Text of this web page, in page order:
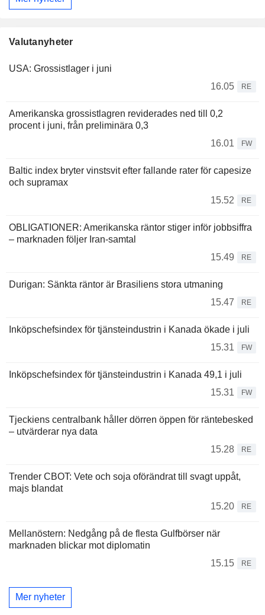
Valutanyheter
USA: Grossistlager i juni
16.05
RE
Amerikanska grossistlagren reviderades ned till 0,2
procent i juni, från preliminära 0,3
16.01
FW
Baltic index bryter vinstsvit efter fallande rater för capesize
och supramax
15.52
RE
OBLIGATIONER: Amerikanska räntor stiger inför jobbsiffra
– marknaden följer Iran-samtal
15.49
RE
Durigan: Sänkta räntor är Brasiliens stora utmaning
15.47
RE
Inköpschefsindex för tjänsteindustrin i Kanada ökade i juli
15.31
FW
Inköpschefsindex för tjänsteindustrin i Kanada 49,1 i juli
15.31
FW
Tjeckiens centralbank håller dörren öppen för räntebesked
– utvärderar nya data
15.28
RE
Trender CBOT: Vete och soja oförändrat till svagt uppåt,
majs blandat
15.20
RE
Mellanöstern: Nedgång på de flesta Gulfbörser när
marknaden blickar mot diplomatin
15.15
RE
Mer nyheter